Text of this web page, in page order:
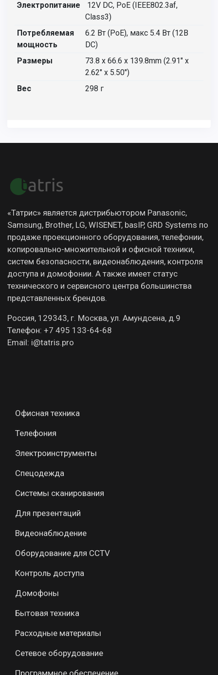
Электропитание
12V DC, PoE (IEEE802.3af,
Class3)
Потребляемая
мощность
6.2 Вт (PoE), макс 5.4 Вт (12В
DC)
Размеры
73.8 x 66.6 x 139.8mm (2.91" x
2.62" x 5.50")
Вес
298 г
«Татрис» является дистрибьютором Panasonic,
Samsung, Brother, LG, WISENET, basIP, GRD Systems по
продаже проекционного оборудования, телефонии,
копировально-множительной и офисной техники,
систем безопасности, видеонаблюдения, контроля
доступа и домофонии. А также имеет статус
технического и сервисного центра большинства
представленных брендов.
Россия, 129343, г. Москва, ул. Амундсена, д.9
Телефон: +7 495 133-64-68
Email: i@tatris.pro
Офисная техника
Телефония
Электроинструменты
Спецодежда
Системы сканирования
Для презентаций
Видеонаблюдение
Оборудование для CCTV
Контроль доступа
Домофоны
Бытовая техника
Расходные материалы
Сетевое оборудование